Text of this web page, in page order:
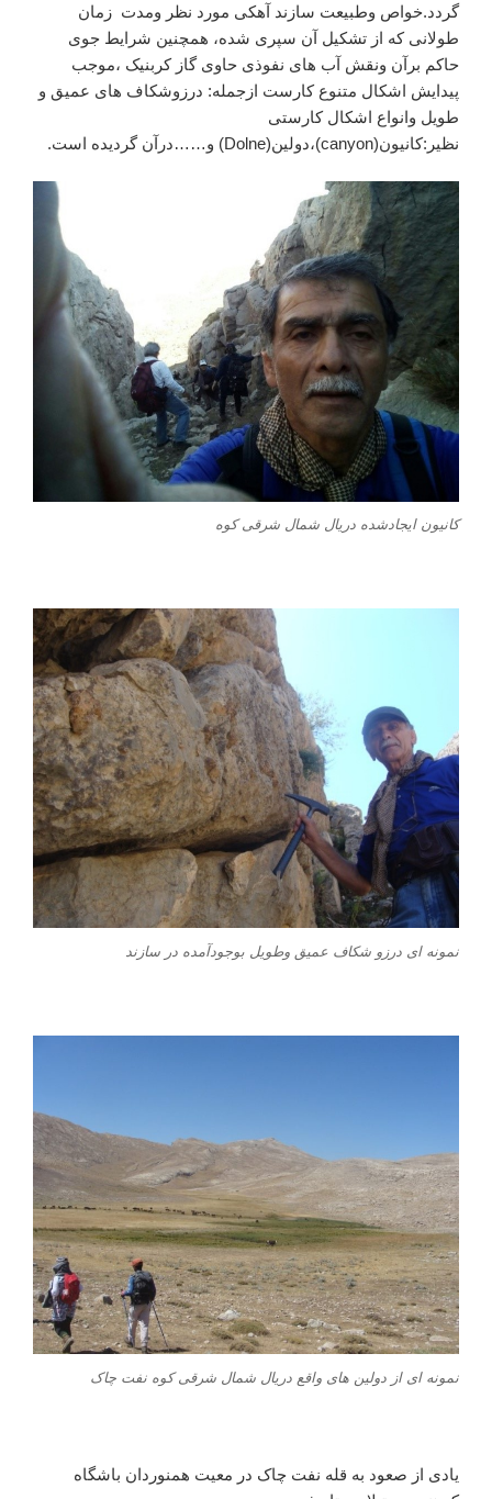
گردد.خواص وطبیعت سازند آهکی مورد نظر ومدت زمان
طولانی که از تشکیل آن سپری شده، همچنین شرایط جوی
حاکم برآن ونقش آب های نفوذی حاوی گاز کربنیک ،موجب
پیدایش اشکال متنوع کارست ازجمله: درزوشکاف های عمیق و
طویل وانواع اشکال کارستی
نظیر:کانیون(canyon)،دولین(Dolne) و……درآن گردیده است.
کانیون ایجادشده دریال شمال شرقی کوه
نمونه ای درزو شکاف عمیق وطویل بوجودآمده در سازند
نمونه ای از دولین های واقع دریال شمال شرقی کوه نفت چاک
یادی از صعود به قله نفت چاک در معیت همنوردان باشگاه